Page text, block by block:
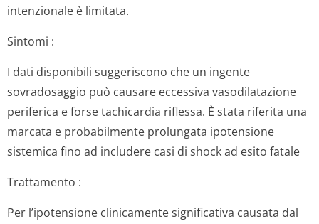
intenzionale è limitata.
Sintomi :
I dati disponibili suggeriscono che un ingente
sovradosaggio può causare eccessiva vasodilatazione
periferica e forse tachicardia riflessa. È stata riferita una
marcata e probabilmente prolungata ipotensione
sistemica fino ad includere casi di shock ad esito fatale
Trattamento :
Per l’ipotensione clinicamente significativa causata dal